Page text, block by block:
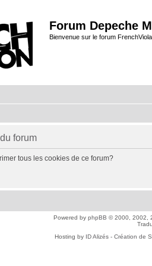
Forum Depeche
Bienvenue sur le forum
forum
tous les cookies de ce forum?
Powered by phpBB © 2000, 2002,
Hosting by ID Alizés - Création de